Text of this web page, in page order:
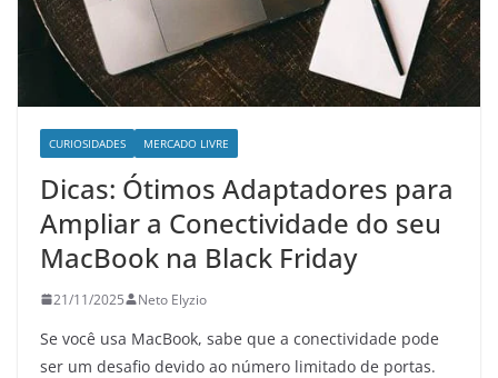
CURIOSIDADES MERCADO LIVRE
Dicas: Ótimos Adaptadores para
Ampliar a Conectividade do seu
MacBook na Black Friday
21/11/2025 Neto Elyzio
Se você usa MacBook, sabe que a conectividade pode
ser um desafio devido ao número limitado de portas.